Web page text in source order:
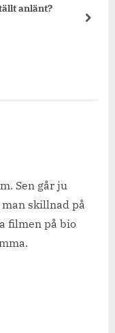
anlänt?
next
Sen går ju
skillnad på
filmen på bio